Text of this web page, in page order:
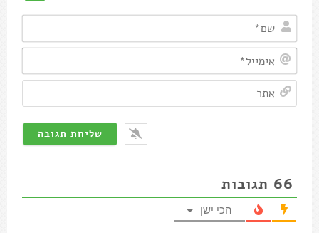
66 תגובות
הכי ישן